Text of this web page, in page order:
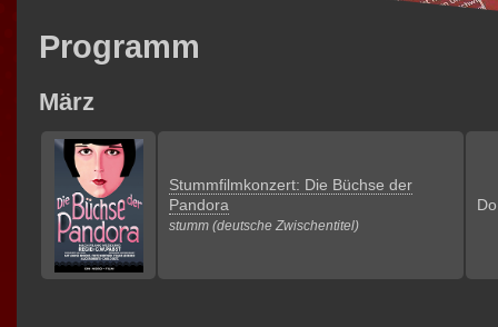
Programm
März
Stummfilmkonzert: Die Büchse der
Pandora
stumm (deutsche Zwischentitel)